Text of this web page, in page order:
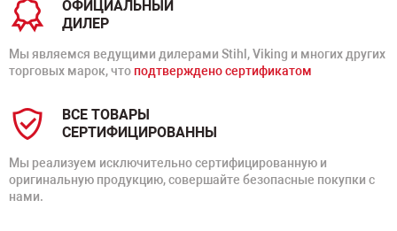
ОФИЦИАЛЬНЫЙ
ДИЛЕР
Мы являемся ведущими дилерами Stihl, Viking и многих других
торговых марок, что подтверждено сертификатом
ВСЕ ТОВАРЫ
СЕРТИФИЦИРОВАННЫ
Мы реализуем исключительно сертифицированную и
оригинальную продукцию, совершайте безопасные покупки с
нами.